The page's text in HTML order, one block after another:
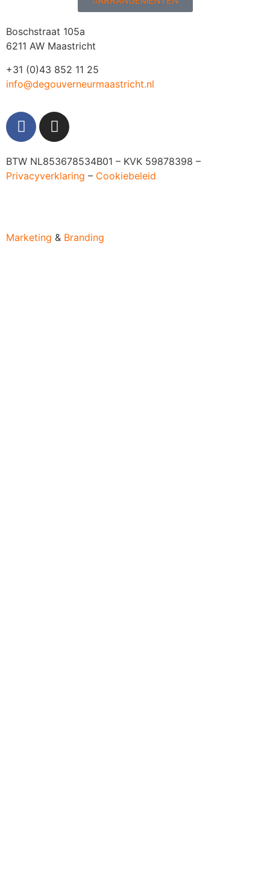
Boschstraat 105a
6211 AW Maastricht
+31 (0)43 852 11 25
info@degouverneurmaastricht.nl
BTW NL853678534B01 – KVK 59878398 –
Privacyverklaring – Cookiebeleid
Marketing & Branding